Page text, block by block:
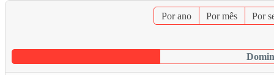
Por ano Por mês Por